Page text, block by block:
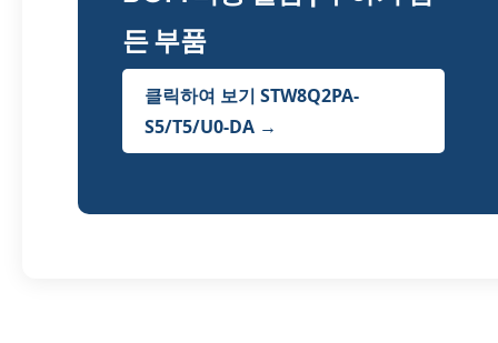
든 부품
클릭하여 보기 STW8Q2PA-
S5/T5/U0-DA →